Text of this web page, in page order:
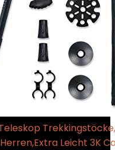
Leicht 3K